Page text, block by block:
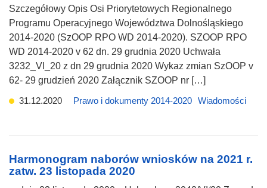
Szczegółowy Opis Osi Priorytetowych Regionalnego
Programu Operacyjnego Województwa Dolnośląskiego
2014-2020 (SzOOP RPO WD 2014-2020). SZOOP RPO
WD 2014-2020 v 62 dn. 29 grudnia 2020 Uchwała
3232_VI_20 z dn 29 grudnia 2020 Wykaz zmian SzOOP v
62- 29 grudzień 2020 Załącznik SZOOP nr […]
31.12.2020
Prawo i dokumenty 2014-2020 Wiadomości
Harmonogram naborów wniosków na 2021 r.
zatw. 23 listopada 2020